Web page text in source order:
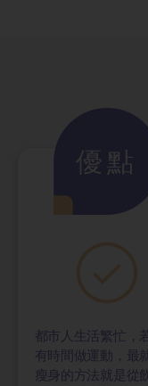
優點
都市人生活繁忙，
有時間做運動，最
瘦身的方法就是從